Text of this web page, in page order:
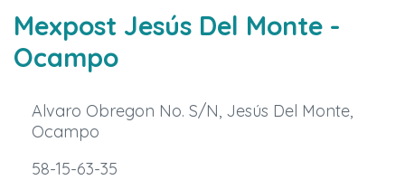
Mexpost Jesús Del Monte -
Ocampo
Alvaro Obregon No. S/N, Jesús Del Monte,
Ocampo
58-15-63-35